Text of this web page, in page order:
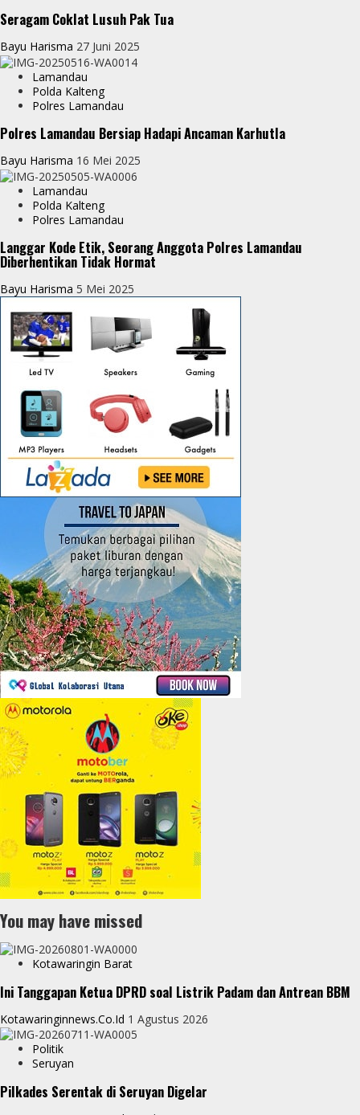
rSeragam Coklat Lusuh Pak Tua
Bayu Harisma 27 Juni 2025
Lamandau
Polda Kalteng
Polres Lamandau
Polres Lamandau Bersiap Hadapi Ancaman Karhutla
Bayu Harisma 16 Mei 2025
Lamandau
Polda Kalteng
Polres Lamandau
Langgar Kode Etik, Seorang Anggota Polres Lamandau
Diberhentikan Tidak Hormat
Bayu Harisma 5 Mei 2025
You may have missed
Kotawaringin Barat
Ini Tanggapan Ketua DPRD soal Listrik Padam dan Antrean BBM
Kotawaringinnews.co.id 1 Agustus 2026
Politik
Seruyan
Pilkades Serentak di Seruyan Digelar